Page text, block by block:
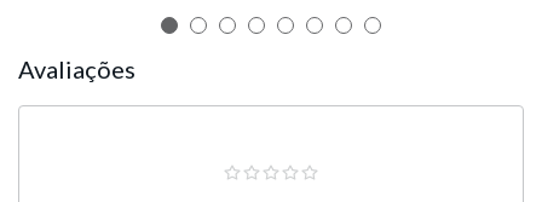
Avaliações